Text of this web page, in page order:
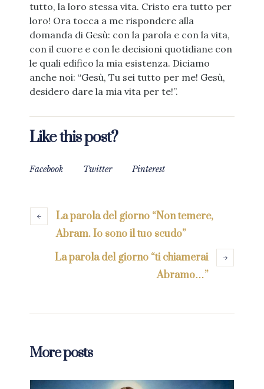
tutto, la loro stessa vita. Cristo era tutto per
loro! Ora tocca a me rispondere alla
domanda di Gesù: con la parola e con la vita,
con il cuore e con le decisioni quotidiane con
le quali edifico la mia esistenza. Diciamo
anche noi: “Gesù, Tu sei tutto per me! Gesù,
desidero dare la mia vita per te!”.
Like this post?
Facebook Twitter Pinterest
La parola del giorno “Non temere,
Abram. Io sono il tuo scudo”
La parola del giorno “ti chiamerai
Abramo…”
More posts